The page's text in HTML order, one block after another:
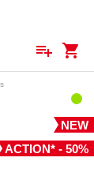
playlist_add shopping_cart
NEW
ACTION* - 50%